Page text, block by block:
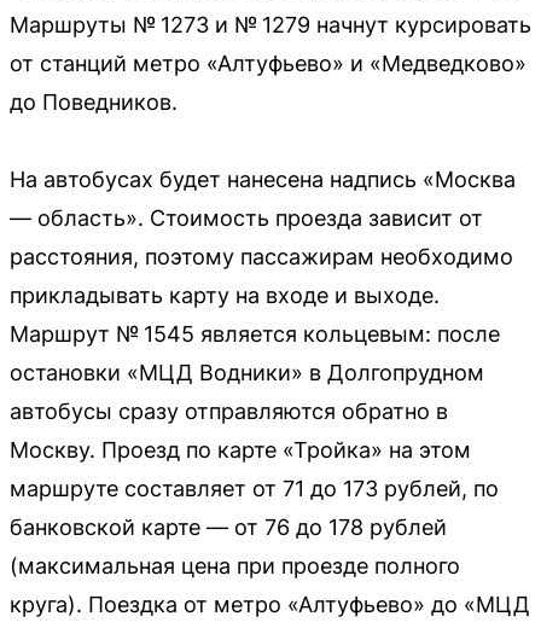
Маршруты № 1273 и № 1279 начнут курсировать
от станций метро «Алтуфьево» и «Медведково»
до Поведников.
На автобусах будет нанесена надпись «Москва
— область». Стоимость проезда зависит от
расстояния, поэтому пассажирам необходимо
прикладывать карту на входе и выходе.
Маршрут № 1545 является кольцевым: после
остановки «МЦД Водники» в Долгопрудном
автобусы сразу отправляются обратно в
Москву. Проезд по карте «Тройка» на этом
маршруте составляет от 71 до 173 рублей, по
банковской карте — от 76 до 178 рублей
(максимальная цена при проезде полного
круга). Поездка от метро «Алтуфьево» до «МЦД